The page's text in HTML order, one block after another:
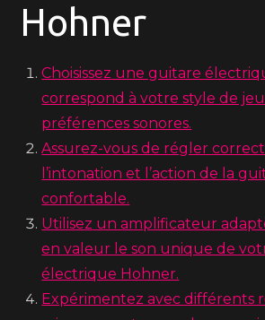
Hohner
Choisissez une guitare
correspond à votre style de
préférences sonores.
Assurez-vous de régler
l’intonation et l’action de la
confortable.
Utilisez un amplificateur
en valeur le son unique de
électrique Hohner.
Expérimentez avec différents